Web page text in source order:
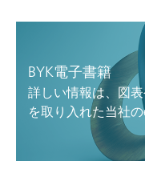
BYK電子書籍
詳しい情報は、図
を取り入れた当社